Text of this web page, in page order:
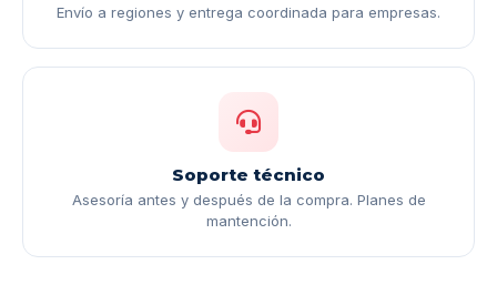
Envío a regiones y entrega coordinada para empresas.
Soporte técnico
Asesoría antes y después de la compra. Planes de
mantención.